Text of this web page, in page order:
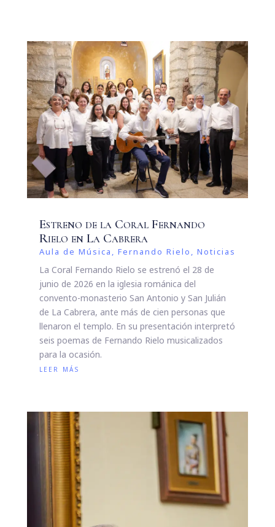
Estreno de la Coral Fernando
Rielo en La Cabrera
Aula de Música , Fernando Rielo , Noticias
La Coral Fernando Rielo se estrenó el 28 de
junio de 2026 en la iglesia románica del
convento-monasterio San Antonio y San Julián
de La Cabrera, ante más de cien personas que
llenaron el templo. En su presentación interpretó
seis poemas de Fernando Rielo musicalizados
para la ocasión.
leer más